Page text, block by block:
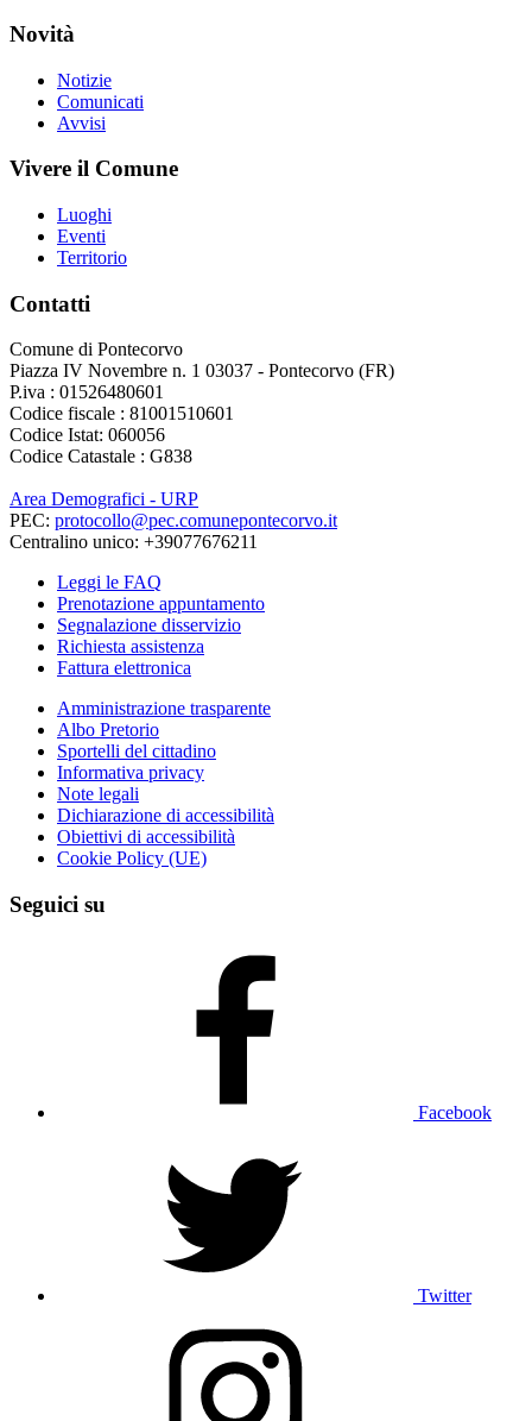
Novità
Notizie
Comunicati
Avvisi
Vivere il Comune
Luoghi
Eventi
Territorio
Contatti
Comune di Pontecorvo
Piazza IV Novembre n. 1 03037 - Pontecorvo (FR)
P.iva : 01526480601
Codice fiscale : 81001510601
Codice Istat: 060056
Codice Catastale : G838
Area Demografici - URP
PEC: protocollo@pec.comunepontecorvo.it
Centralino unico: +39077676211
Leggi le FAQ
Prenotazione appuntamento
Segnalazione disservizio
Richiesta assistenza
Fattura elettronica
Amministrazione trasparente
Albo Pretorio
Sportelli del cittadino
Informativa privacy
Note legali
Dichiarazione di accessibilità
Obiettivi di accessibilità
Cookie Policy (UE)
Seguici su
Facebook
Twitter